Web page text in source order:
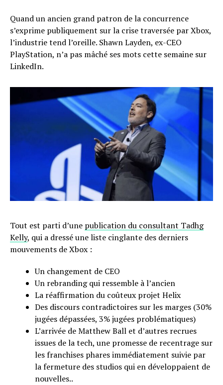
Quand un ancien grand patron de la concurrence
s’exprime publiquement sur la crise traversée par Xbox,
l’industrie tend l’oreille. Shawn Layden, ex-CEO
PlayStation, n’a pas mâché ses mots cette semaine sur
LinkedIn.
Tout est parti d’une publication du consultant Tadhg
Kelly, qui a dressé une liste cinglante des derniers
mouvements de Xbox :
Un changement de CEO
Un rebranding qui ressemble à l’ancien
La réaffirmation du coûteux projet Helix
Des discours contradictoires sur les marges (30%
jugées dépassées, 3% jugées problématiques)
L’arrivée de Matthew Ball et d’autres recrues
issues de la tech, une promesse de recentrage sur
les franchises phares immédiatement suivie par
la fermeture des studios qui en développaient de
nouvelles..